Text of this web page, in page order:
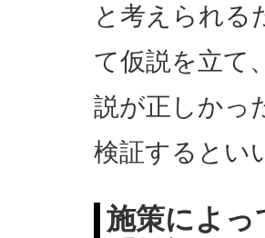
と考えられる
て仮説を立て
説が正しかっ
検証するとい
施策によ